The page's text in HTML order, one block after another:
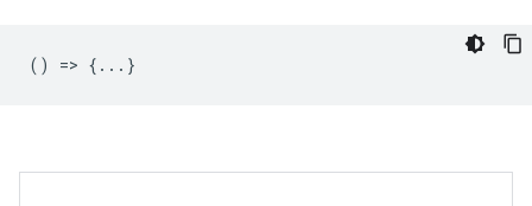
() => {...}